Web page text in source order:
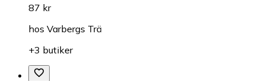
87 kr
hos Varbergs Trä
+3 butiker